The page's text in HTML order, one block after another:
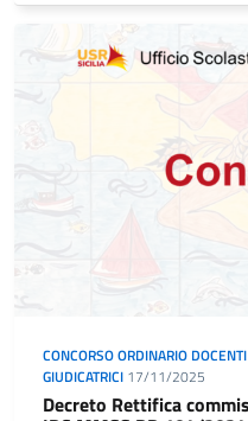
CONCORSO ORDINARIO
GIUDICATRICI 17/11/2025
Decreto Rettifica